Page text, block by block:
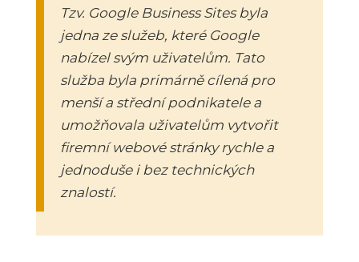
Tzv. Google Business Sites byla
jedna ze služeb, které Google
nabízel svým uživatelům. Tato
služba byla primárně cílená pro
menší a střední podnikatele a
umožňovala uživatelům vytvořit
firemní webové stránky rychle a
jednoduše i bez technických
znalostí.